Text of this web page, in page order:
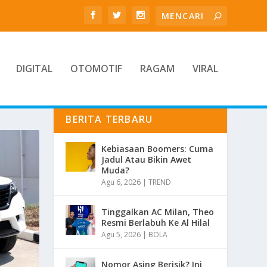
DIGITAL OTOMOTIF RAGAM VIRAL
BERITA TERBARU
Kebiasaan Boomers: Cuma
Jadul Atau Bikin Awet
Muda?
Agu 6, 2026 |TREND
Tinggalkan AC Milan, Theo
Resmi Berlabuh Ke Al Hilal
Agu 5, 2026 | BOLA
Nomor Asing Berisik? Ini